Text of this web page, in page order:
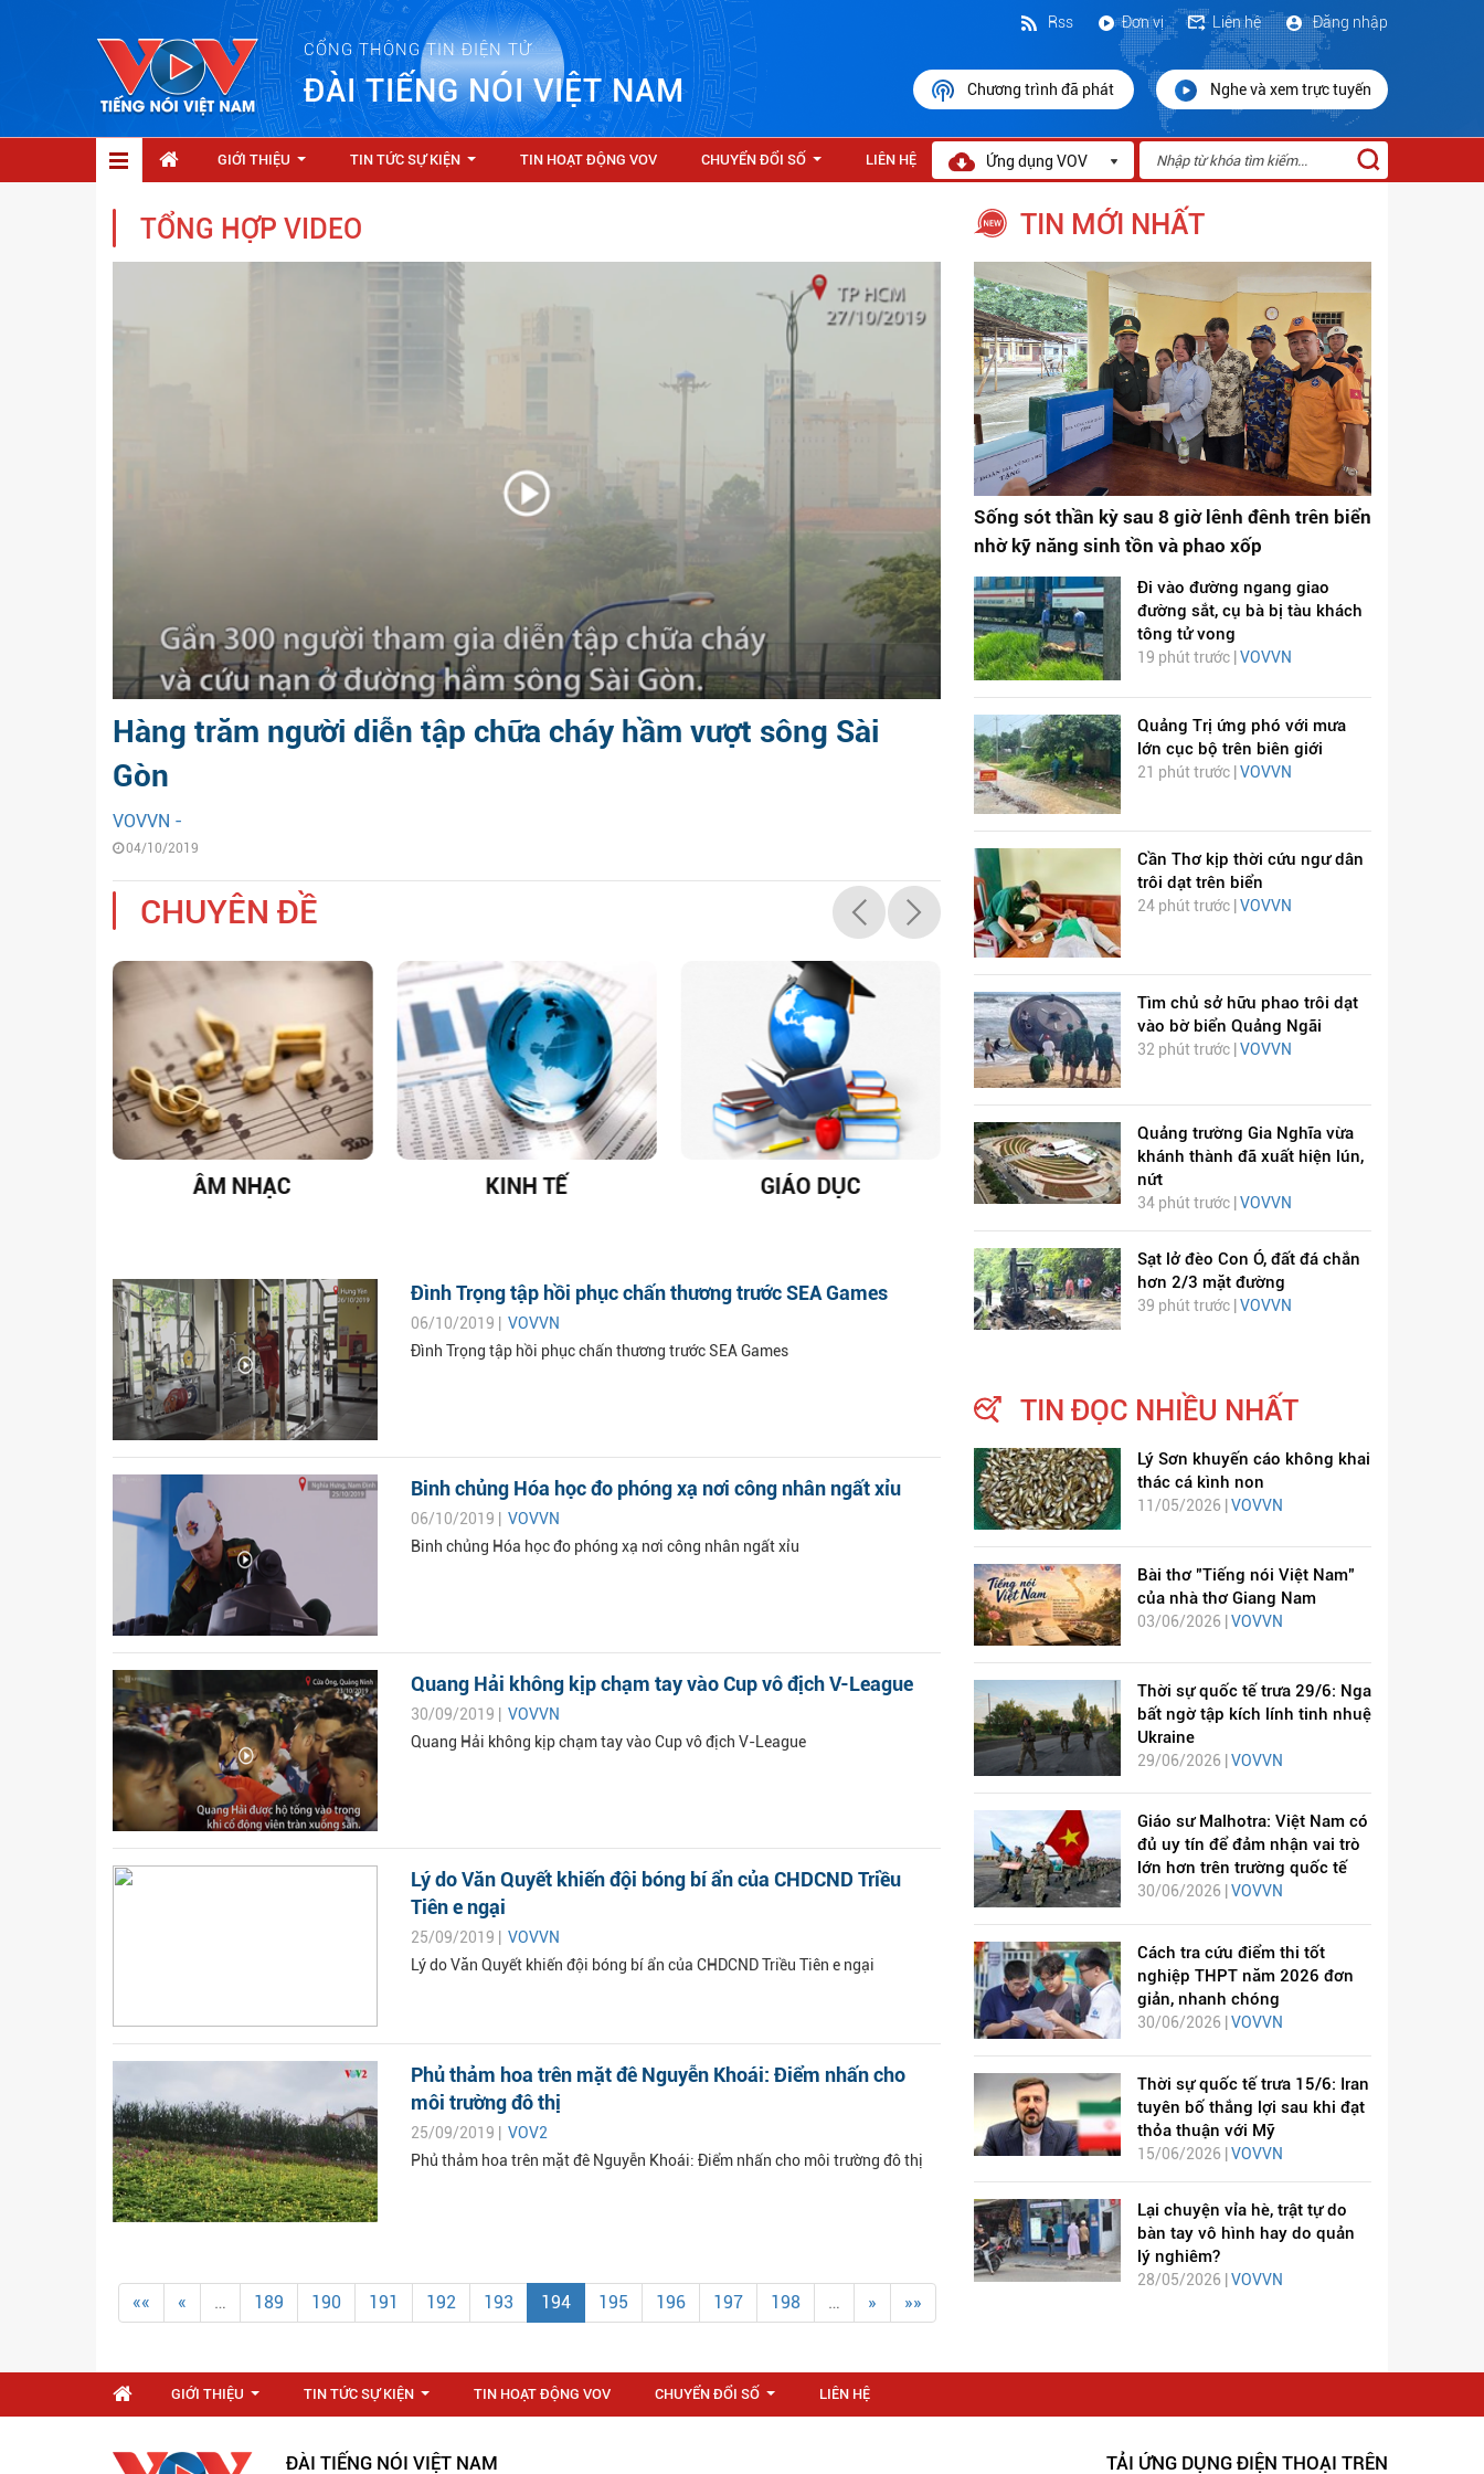
CỔNG THÔNG TIN ĐIỆN TỬ
ĐÀI TIẾNG NÓI VIỆT NAM
Đăng nhập
Liên hệ
Đơn vị
Rss
Chương trình đã phát Nghe và xem trực tuyến
GIỚI THIỆU TIN TỨC SỰ KIỆN TIN HOẠT ĐỘNG VOV CHUYỂN ĐỔI SỐ LIÊN HỆ Ứng dụng VOV
TỔNG HỢP VIDEO
Hàng trăm người diễn tập chữa cháy hầm vượt sông Sài
Gòn
VOVVN -
04/10/2019
CHUYÊN ĐỀ
ÂM NHẠC KINH TẾ GIÁO DỤC
DỊCH VIÊM PHỔI COVID-
Đình Trọng tập hồi phục chấn thương trước SEA Games
06/10/2019 | VOVVN
Đình Trọng tập hồi phục chấn thương trước SEA Games
Binh chủng Hóa học đo phóng xạ nơi công nhân ngất xỉu
06/10/2019 | VOVVN
Binh chủng Hóa học đo phóng xạ nơi công nhân ngất xỉu
Quang Hải không kịp chạm tay vào Cup vô địch V-League
30/09/2019 | VOVVN
Quang Hải không kịp chạm tay vào Cup vô địch V-League
Lý do Văn Quyết khiến đội bóng bí ẩn của CHDCND Triều
Tiên e ngại
25/09/2019 | VOVVN
Lý do Văn Quyết khiến đội bóng bí ẩn của CHDCND Triều Tiên e ngại
Phủ thảm hoa trên mặt đê Nguyễn Khoái: Điểm nhấn cho
môi trường đô thị
25/09/2019 | VOV2
Phủ thảm hoa trên mặt đê Nguyễn Khoái: Điểm nhấn cho môi trường đô thị
«« « … 189 190 191 192 193 194 195 196 197 198 … » »»
TIN MỚI NHẤT
Sống sót thần kỳ sau 8 giờ lênh đênh trên biển
nhờ kỹ năng sinh tồn và phao xốp
Đi vào đường ngang giao
đường sắt, cụ bà bị tàu khách
tông tử vong
19 phút trước | VOVVN
Quảng Trị ứng phó với mưa
lớn cục bộ trên biên giới
21 phút trước | VOVVN
Cần Thơ kịp thời cứu ngư dân
trôi dạt trên biển
24 phút trước | VOVVN
Tìm chủ sở hữu phao trôi dạt
vào bờ biển Quảng Ngãi
32 phút trước | VOVVN
Quảng trường Gia Nghĩa vừa
khánh thành đã xuất hiện lún,
nứt
34 phút trước |VOVVN
Sạt lở đèo Con Ó, đất đá chắn
hơn 2/3 mặt đường
39 phút trước |VOVVN
TIN ĐỌC NHIỀU NHẤT
Lý Sơn khuyến cáo không khai
thác cá kình non
11/05/2026 | VOVVN
Bài thơ "Tiếng nói Việt Nam"
của nhà thơ Giang Nam
03/06/2026 | VOVVN
Thời sự quốc tế trưa 29/6: Nga
bất ngờ tập kích lính tinh nhuệ
Ukraine
29/06/2026 | VOVVN
Giáo sư Malhotra: Việt Nam có
đủ uy tín để đảm nhận vai trò
lớn hơn trên trường quốc tế
30/06/2026 | VOVVN
Cách tra cứu điểm thi tốt
nghiệp THPT năm 2026 đơn
giản, nhanh chóng
30/06/2026 | VOVVN
Thời sự quốc tế trưa 15/6: Iran
tuyên bố thắng lợi sau khi đạt
thỏa thuận với Mỹ
15/06/2026 | VOVVN
Lại chuyện vỉa hè, trật tự do
bàn tay vô hình hay do quản
lý nghiêm?
28/05/2026 | VOVVN
GIỚI THIỆU TIN TỨC SỰ KIỆN TIN HOẠT ĐỘNG VOV CHUYỂN ĐỔI SỐ LIÊN HỆ
ĐÀI TIẾNG NÓI VIỆT NAM TẢI ỨNG DỤNG ĐIỆN THOẠI TRÊN